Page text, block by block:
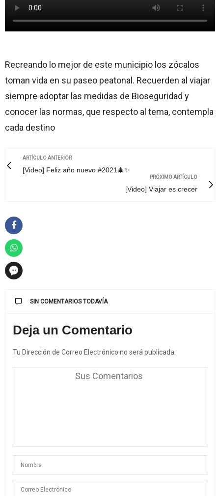
Recreando lo mejor de este municipio los zócalos
toman vida en su paseo peatonal. Recuerden al viajar
siempre adoptar las medidas de Bioseguridad y
conocer las normas, que respecto al tema, contempla
cada destino
ARTÍCULO ANTERIOR
[Video] Feliz año nuevo #2021🎄✨
PRÓXIMO ARTÍCULO
[Video] Viajar es crecer
SIN COMENTARIOS TODAVÍA
Deja un Comentario
Tu Dirección de Correo Electrónico no será publicada.